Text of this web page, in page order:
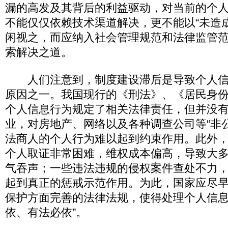
漏的高发及其背后的利益驱动，对当前的个
不能仅仅依赖技术渠道解决，更不能以“未造
闲视之，而应纳入社会管理规范和法律监管
索解决之道。
人们注意到，制度建设滞后是导致个人
原因之一。我国现行的《刑法》、《居民身
个人信息行为规定了相关法律责任，但并没
业，对房地产、网络以及各种调查公司等“非
法商人的个人行为难以起到约束作用。此外
个人取证非常困难，维权成本偏高，导致大
气吞声；一些违法违规的侵权案件查处不力
起到真正的惩戒示范作用。为此，国家应尽
保护方面完善的法律法规，使得处理个人信
依、有法必依”。